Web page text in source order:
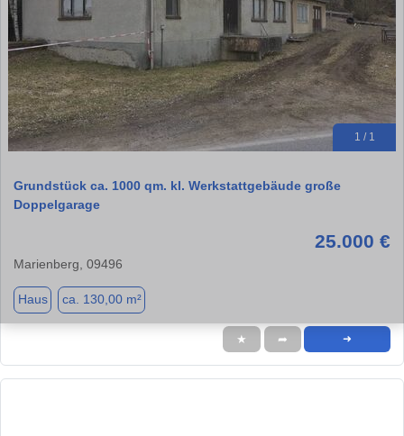
1 / 1
Grundstück ca. 1000 qm. kl. Werkstattgebäude große
Doppelgarage
25.000 €
Marienberg, 09496
Haus ca. 130,00 m²
★ ➦ ➜